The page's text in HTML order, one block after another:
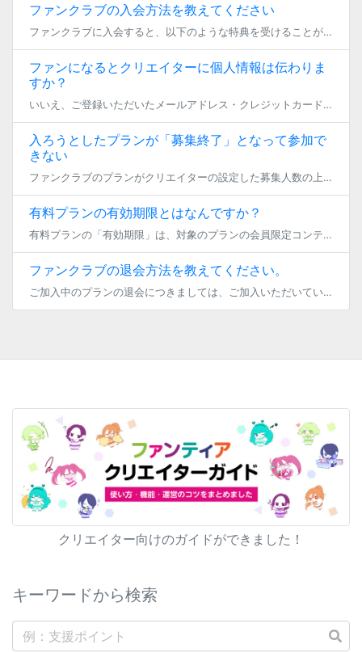
ファンクラブの入会方法を教えてください
ファンクラブに入会すると、以下のような特典を受けることができます。 ・ファンクラブ向けの限定コンテンツを閲覧することができる ・新しい投稿の通知を受け取ることができる ・ファンクラブ会員限定の商品などを購入できる […]
ファンになるとクリエイターに個人情報は伝わりま
すか？
いいえ、ご登録いただいたメールアドレス・クレジットカード等の個人情報は伝わりませんのでご安心ください。 物販商品のうち「自宅から発送」する商品を購入する場合のみ、ご登録いただいた氏名・住所・電話番号が伝わります。
入ろうとしたプランが「募集終了」となって参加で
きない
ファンクラブのプランがクリエイターの設定した募集人数の上限に達した場合、 もしくは、該当のプランが削除申請された場合、募集終了の状態となります。 クリエイター側で募集人数を増加する等、参加が可能となった場合には再び参加の […]
有料プランの有効期限とはなんですか？
有料プランの「有効期限」は、対象のプランの会員限定コンテンツを閲覧できる期限を指します。 ご加入いただいたファンクラブの有料プランは、月単位で加入期間が自動更新されますが、 期限が切れた場合には、対象の有料プランにおける […]
ファンクラブの退会方法を教えてください。
ご加入中のプランの退会につきましては、ご加入いただいているファンクラブのプラン一覧ページ、 または「参加しているファンクラブ」ページ内に表示される、各ファンクラブの「プランを変更」からもお手続きいただけます。 なお、月の […]
クリエイター向けのガイドができました！
キーワードから検索